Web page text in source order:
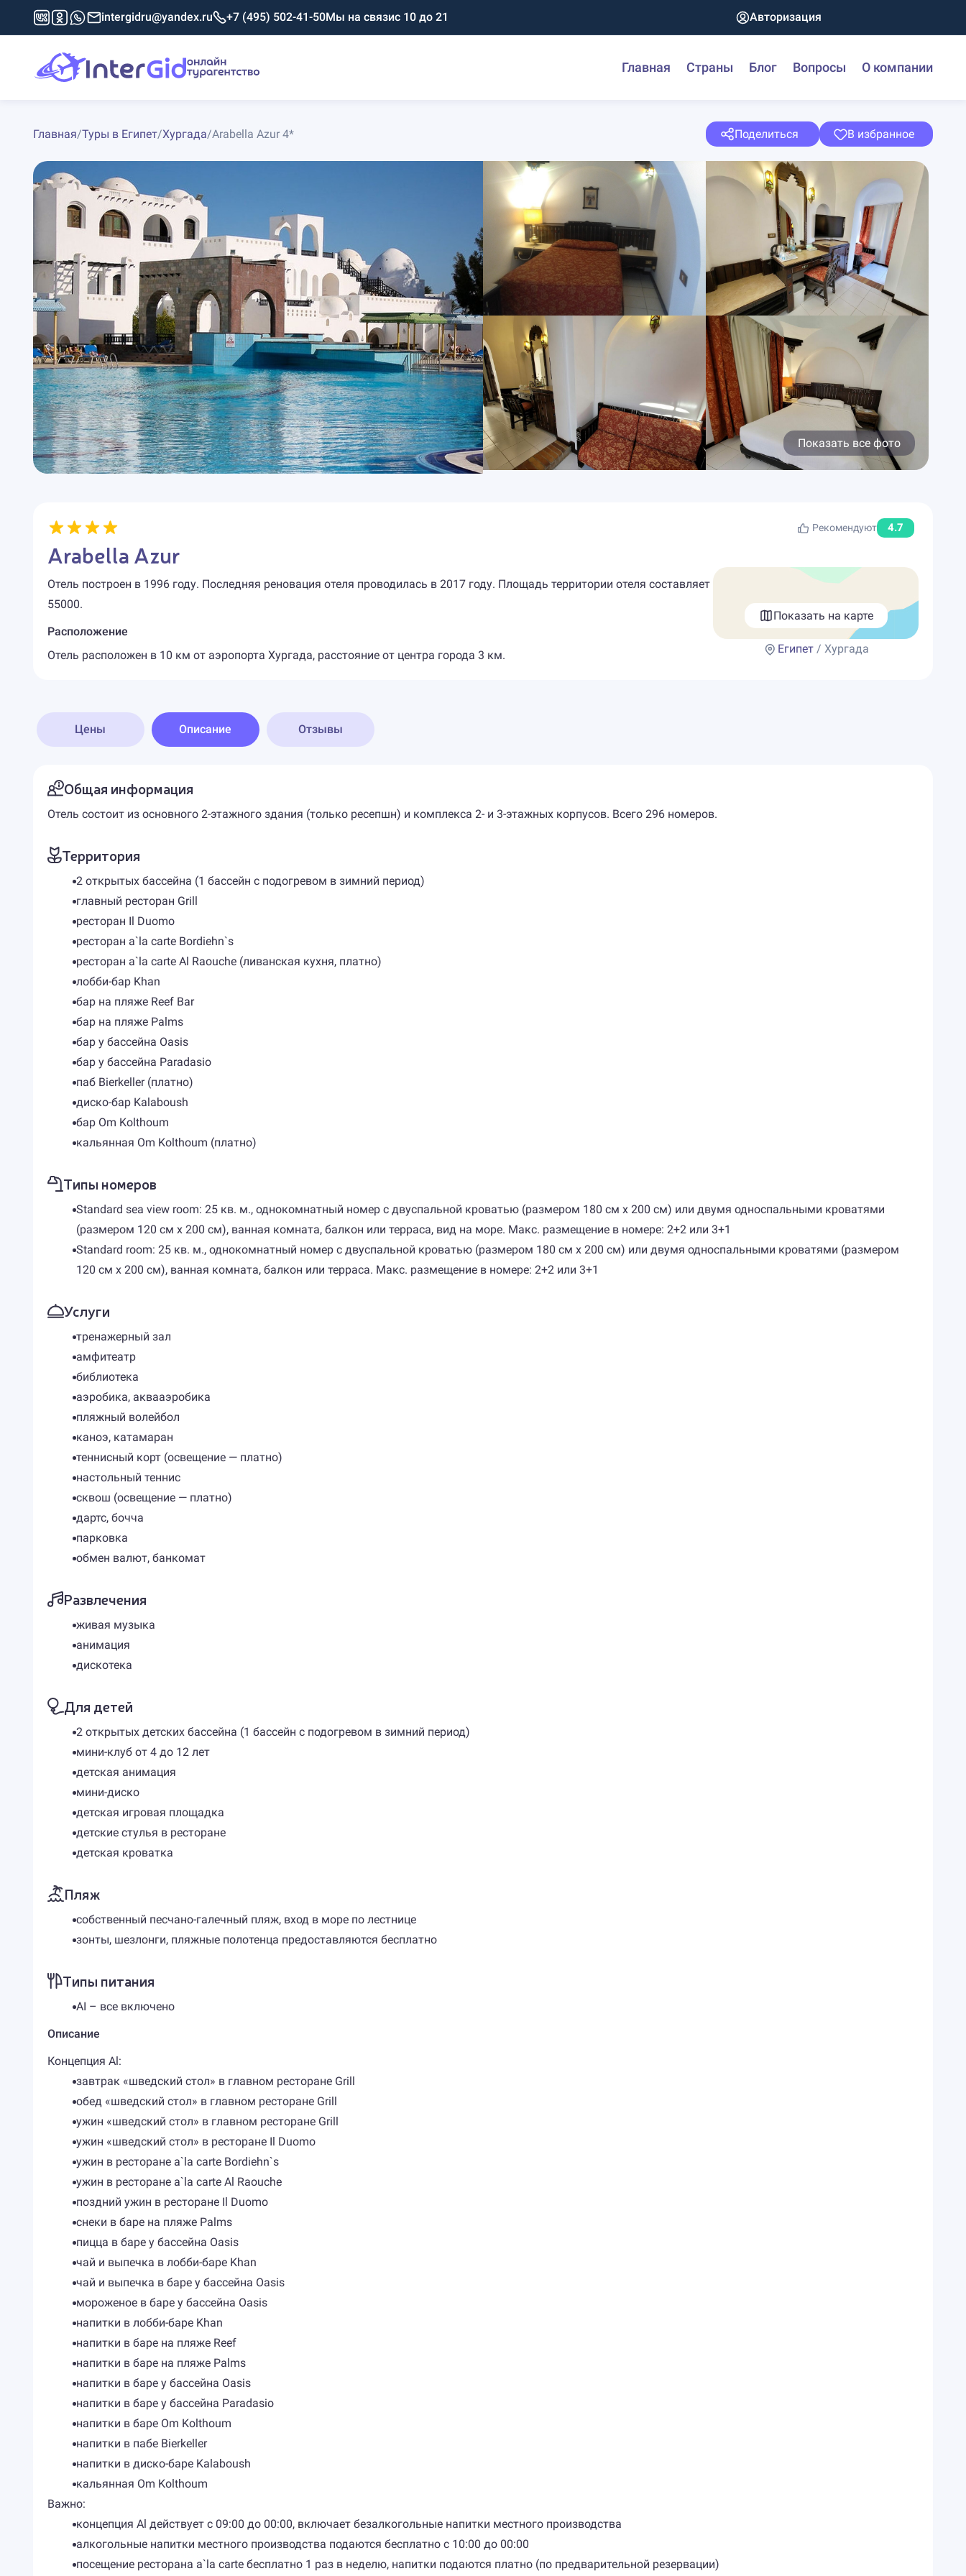
intergidru@yandex.ru +7 (495) 502-41-50Мы на связис 10 до 21 Авторизация
Главная Страны Блог Вопросы О компании
Главная/Туры в Египет/Хургада/Arabella Azur 4* Поделиться В избранное
Показать все фото
Рекомендуют 4.7
Arabella Azur
Отель построен в 1996 году. Последняя реновация отеля проводилась в 2017 году. Площадь территории отеля составляет
55000.
Расположение
Отель расположен в 10 км от аэропорта Хургада, расстояние от центра города 3 км.
Показать на карте
Египет / Хургада
Цены Описание Отзывы
Общая информация
Отель состоит из основного 2-этажного здания (только ресепшн) и комплекса 2- и 3-этажных корпусов. Всего 296 номеров.
Территория
2 открытых бассейна (1 бассейн с подогревом в зимний период)
главный ресторан Grill
ресторан Il Duomo
ресторан a`la carte Bordiehn`s
ресторан a`la carte Al Raouche (ливанская кухня, платно)
лобби-бар Khan
бар на пляже Reef Bar
бар на пляже Palms
бар у бассейна Oasis
бар у бассейна Paradasio
паб Bierkeller (платно)
диско-бар Kalaboush
бар Om Kolthoum
кальянная Om Kolthoum (платно)
Типы номеров
Standard sea view room: 25 кв. м., однокомнатный номер с двуспальной кроватью (размером 180 см х 200 см) или двумя односпальными кроватями
(размером 120 см х 200 см), ванная комната, балкон или терраса, вид на море. Макс. размещение в номере: 2+2 или 3+1
Standard room: 25 кв. м., однокомнатный номер с двуспальной кроватью (размером 180 см х 200 см) или двумя односпальными кроватями (размером
120 см х 200 см), ванная комната, балкон или терраса. Макс. размещение в номере: 2+2 или 3+1
Услуги
тренажерный зал
амфитеатр
библиотека
аэробика, аквааэробика
пляжный волейбол
каноэ, катамаран
теннисный корт (освещение — платно)
настольный теннис
сквош (освещение — платно)
дартс, бочча
парковка
обмен валют, банкомат
Развлечения
живая музыка
анимация
дискотека
Для детей
2 открытых детских бассейна (1 бассейн с подогревом в зимний период)
мини-клуб от 4 до 12 лет
детская анимация
мини-диско
детская игровая площадка
детские стулья в ресторане
детская кроватка
Пляж
собственный песчано-галечный пляж, вход в море по лестнице
зонты, шезлонги, пляжные полотенца предоставляются бесплатно
Типы питания
AI – все включено
Описание
Концепция Al:
завтрак «шведский стол» в главном ресторане Grill
обед «шведский стол» в главном ресторане Grill
ужин «шведский стол» в главном ресторане Grill
ужин «шведский стол» в ресторане Il Duomo
ужин в ресторане a`la carte Bordiehn`s
ужин в ресторане a`la carte Al Raouche
поздний ужин в ресторане Il Duomo
снеки в баре на пляже Palms
пицца в баре у бассейна Oasis
чай и выпечка в лобби-баре Khan
чай и выпечка в баре у бассейна Oasis
мороженое в баре у бассейна Oasis
напитки в лобби-баре Khan
напитки в баре на пляже Reef
напитки в баре на пляже Palms
напитки в баре у бассейна Oasis
напитки в баре у бассейна Paradasio
напитки в баре Om Kolthoum
напитки в пабе Bierkeller
напитки в диско-баре Kalaboush
кальянная Om Kolthoum
Важно:
концепция Al действует с 09:00 до 00:00, включает безалкогольные напитки местного производства
алкогольные напитки местного производства подаются бесплатно с 10:00 до 00:00
посещение ресторана a`la carte бесплатно 1 раз в неделю, напитки подаются платно (по предварительной резервации)